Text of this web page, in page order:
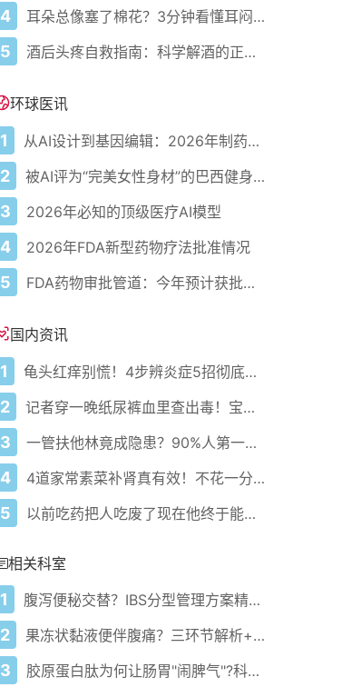
4 耳朵总像塞了棉花？3分钟看懂耳闷的真相与自救指南
5 酒后头疼自救指南：科学解酒的正确打开方式
环球医讯
1 从AI设计到基因编辑：2026年制药领域重大突破
2 被AI评为“完美女性身材”的巴西健身模特
3 2026年必知的顶级医疗AI模型
4 2026年FDA新型药物疗法批准情况
5 FDA药物审批管道：今年预计获批的关键新疗法
国内资讯
1 龟头红痒别慌！4步辨炎症5招彻底防复发
2 记者穿一晚纸尿裤血里查出毒！宝宝血液浓度竟是成人的5倍？
3 一管扶他林竟成隐患？90%人第一步就错了！
4 4道家常素菜补肾真有效！不花一分钱还比生蚝更温和
5 以前吃药把人吃废了现在他终于能好起来了
相关科室
1 腹泻便秘交替？IBS分型管理方案精准控症状！
2 果冻状黏液便伴腹痛？三环节解析+科学调理方案！
3 胶原蛋白肽为何让肠胃"闹脾气"?科学解读来了!